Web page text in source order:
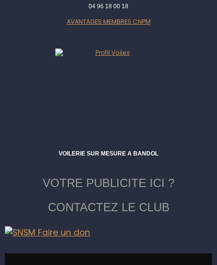
04 96 18 00 18
AVANTAGES MEMBRES CNPM
VOILERIE SUR MESURE A BANDOL
VOTRE PUBLICITE ICI ?
CONTACTEZ LE CLUB